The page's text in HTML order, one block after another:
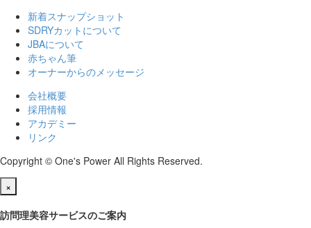
新着スナップショット
SDRYカットについて
JBAについて
赤ちゃん筆
オーナーからのメッセージ
会社概要
採用情報
アカデミー
リンク
Copyright © One's Power All Rights Reserved.
×
訪問理美容サービスのご案内